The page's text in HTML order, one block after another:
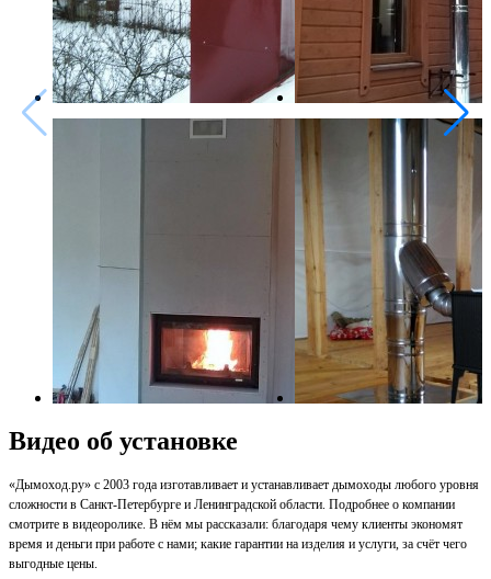
Видео об установке
«Дымоход.ру» с 2003 года изготавливает и устанавливает дымоходы любого уровня
сложности в Санкт-Петербурге и Ленинградской области. Подробнее о компании
смотрите в видеоролике. В нём мы рассказали: благодаря чему клиенты экономят
время и деньги при работе с нами; какие гарантии на изделия и услуги, за счёт чего
выгодные цены.